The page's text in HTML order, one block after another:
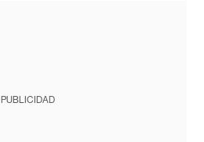
PUBLICIDAD